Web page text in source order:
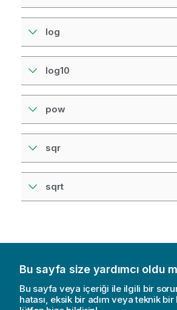
log
log10
pow
sqr
sqrt
Bu sayfa size yardımcı oldu
Bu sayfa veya içeriği ile ilgili bir
hatası, eksik bir adım veya teknik bir